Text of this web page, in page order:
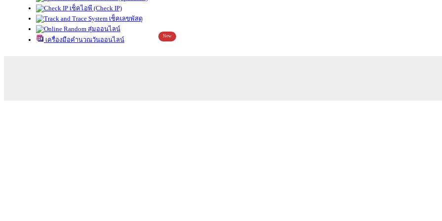
เช็คไอพี (Check IP)
เช็คเลขพัสดุ
สุ่มออนไลน์
เครื่องมือคำนวณวันออนไลน์
New